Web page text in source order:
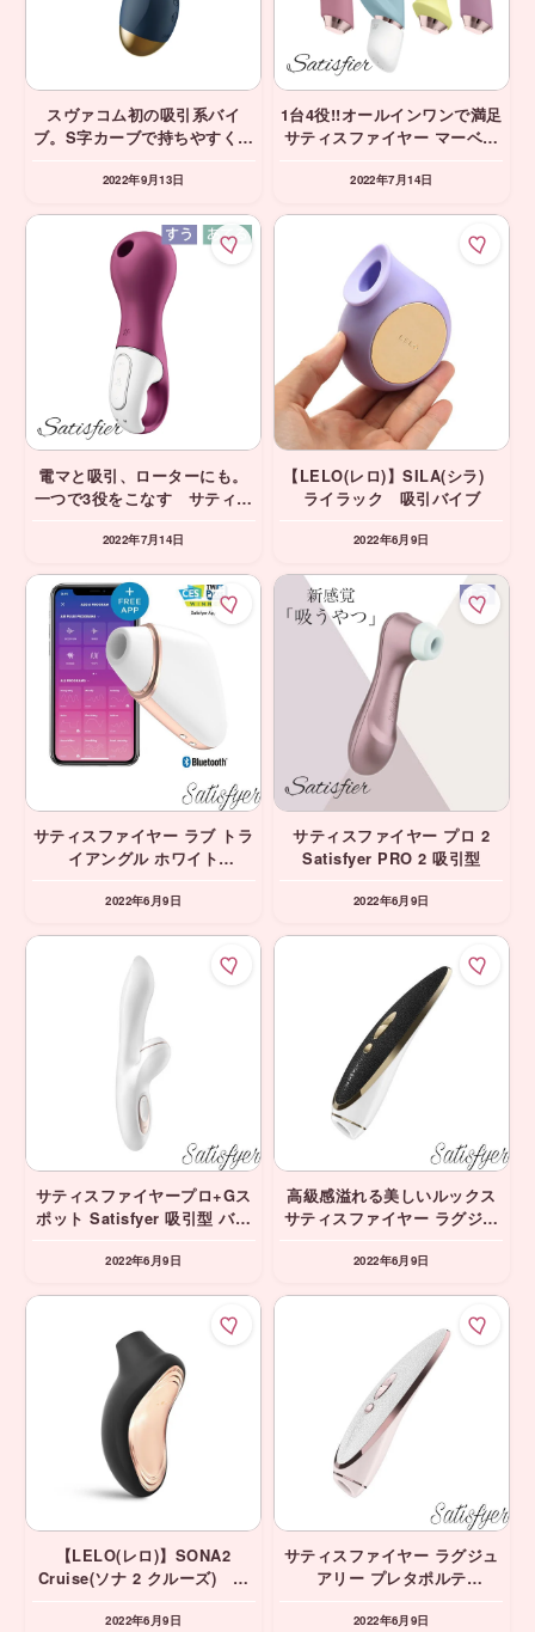
スヴァコム初の吸引系バイ
ブ。S字カーブで持ちやすくあ
ピュア ネイビー SVAKOM
2022年9月13日
1台4役!!オールインワンで満足
サティスファイヤー マーベラ
引 ローター
2022年7月14日
電マと吸引、ローターにも。
一つで3役をこなす サティス
Satisfyer バイブ 吸引 ロータ
2022年7月14日
【LELO(レロ)】SILA(シラ)
ライラック 吸引バイブ
2022年6月9日
サティスファイヤー ラブ トラ
イアングル ホワイト
イト 吸引型 アプリ連動
2022年6月9日
サティスファイヤー プロ 2
Satisfyer PRO 2 吸引型
2022年6月9日
サティスファイヤープロ+Gス
ポット Satisfyer 吸引型 バイ
2022年6月9日
高級感溢れる美しいルックス
サティスファイヤー ラグジュ
Satisfyer 吸引型
2022年6月9日
【LELO(レロ)】SONA2
Cruise(ソナ 2 クルーズ) ブ
2022年6月9日
サティスファイヤー ラグジュ
アリー プレタポルテ
2022年6月9日